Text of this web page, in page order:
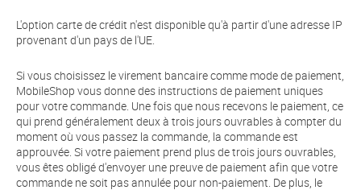
L'option carte de crédit n'est disponible qu'à partir d'une adresse IP
provenant d'un pays de l'UE.
Si vous choisissez le virement bancaire comme mode de paiement,
MobileShop vous donne des instructions de paiement uniques
pour votre commande. Une fois que nous recevons le paiement, ce
qui prend généralement deux à trois jours ouvrables à compter du
moment où vous passez la commande, la commande est
approuvée. Si votre paiement prend plus de trois jours ouvrables,
vous êtes obligé d'envoyer une preuve de paiement afin que votre
commande ne soit pas annulée pour non-paiement. De plus, le